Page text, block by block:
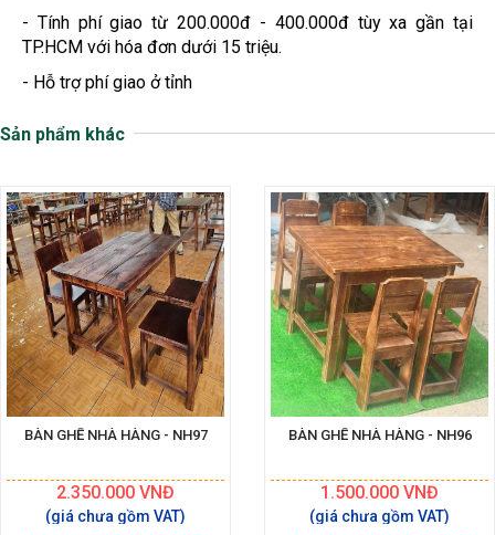
- Tính phí giao từ 200.000đ - 400.000đ tùy xa gần tại
TP.HCM với hóa đơn dưới 15 triệu.
- Hỗ trợ phí giao ở tỉnh
Sản phẩm khác
BÀN GHẾ NHÀ HÀNG - NH97
2.350.000 VNĐ
BÀN GHẾ NHÀ HÀNG - NH96
1.500.000 VNĐ